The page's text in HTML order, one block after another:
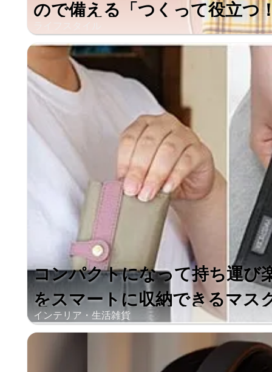
ので備える「つくって役立つ
コンパクトになって持ち運び
をスマートに収納できるマス
インテリア・生活雑貨